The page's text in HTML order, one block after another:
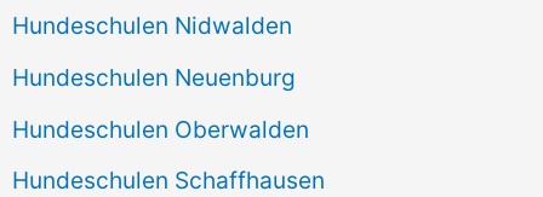
Hundeschulen Nidwalden
Hundeschulen Neuenburg
Hundeschulen Oberwalden
Hundeschulen Schaffhausen